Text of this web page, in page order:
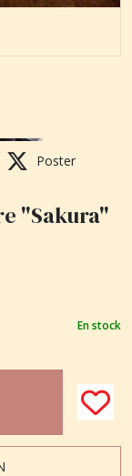
Poster
"Sakura"
En stock